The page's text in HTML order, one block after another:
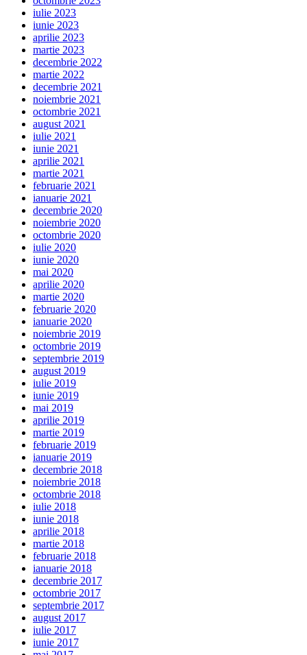
iulie 2023
iunie 2023
aprilie 2023
martie 2023
decembrie 2022
martie 2022
decembrie 2021
noiembrie 2021
octombrie 2021
august 2021
iulie 2021
iunie 2021
aprilie 2021
martie 2021
februarie 2021
ianuarie 2021
decembrie 2020
noiembrie 2020
octombrie 2020
iulie 2020
iunie 2020
mai 2020
aprilie 2020
martie 2020
februarie 2020
ianuarie 2020
noiembrie 2019
octombrie 2019
septembrie 2019
august 2019
iulie 2019
iunie 2019
mai 2019
aprilie 2019
martie 2019
februarie 2019
ianuarie 2019
decembrie 2018
noiembrie 2018
octombrie 2018
iulie 2018
iunie 2018
aprilie 2018
martie 2018
februarie 2018
ianuarie 2018
decembrie 2017
octombrie 2017
septembrie 2017
august 2017
iulie 2017
iunie 2017